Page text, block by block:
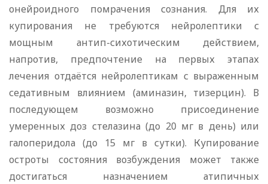
онейроидного помрачения сознания. Для их
купирования не требуются нейролептики с
мощным антип-сихотическим действием,
напротив, предпочтение на первых этапах
лечения отдаётся нейролептикам с выраженным
седативным влиянием (аминазин, тизерцин). В
последующем возможно присоединение
умеренных доз стелазина (до 20 мг в день) или
галоперидола (до 15 мг в сутки). Купирование
остроты состояния возбуждения может также
достигаться назначением атипичных